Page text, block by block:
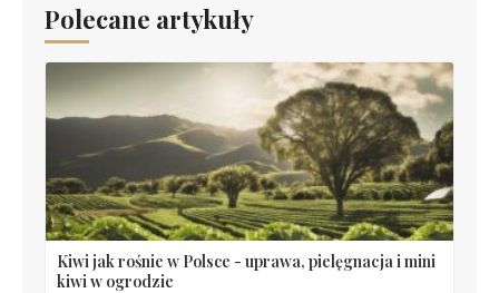
Polecane artykuły
Kiwi jak rośnie w Polsce - uprawa, pielęgnacja i mini
kiwi w ogrodzie